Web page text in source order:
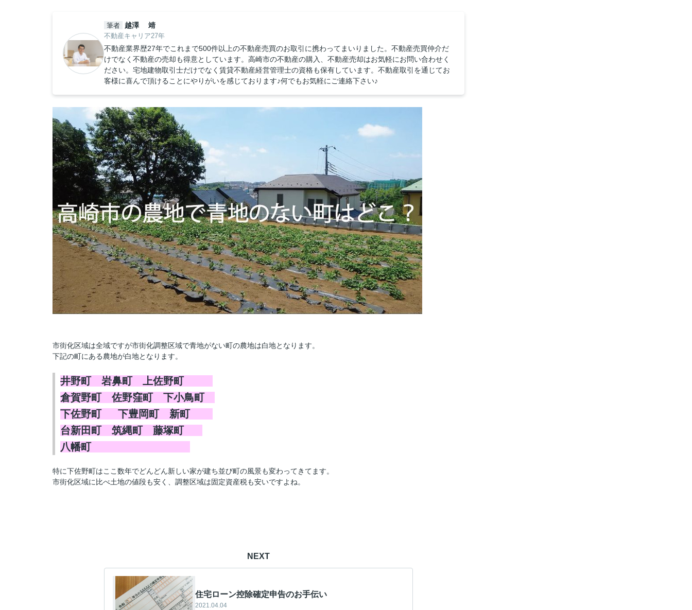
筆者 越澤 靖
不動産キャリア27年
不動産業界歴27年でこれまで500件以上の不動産売買のお取引に携わってまいりました。不動産売買仲介だ
けでなく不動産の売却も得意としています。高崎市の不動産の購入、不動産売却はお気軽にお問い合わせく
ださい。宅地建物取引士だけでなく賃貸不動産経営管理士の資格も保有しています。不動産取引を通じてお
客様に喜んで頂けることにやりがいを感じております♪何でもお気軽にご連絡下さい♪
市街化区域は全域ですが市街化調整区域で青地がない町の農地は白地となります。
下記の町にある農地が白地となります。
井野町 岩鼻町 上佐野町
倉賀野町 佐野窪町 下小鳥町
下佐野町 下豊岡町 新町
台新田町 筑縄町 藤塚町
八幡町
特に下佐野町はここ数年でどんどん新しい家が建ち並び町の風景も変わってきてます。
市街化区域に比べ土地の値段も安く、調整区域は固定資産税も安いですよね。
NEXT
住宅ローン控除確定申告のお手伝い
2021.04.04